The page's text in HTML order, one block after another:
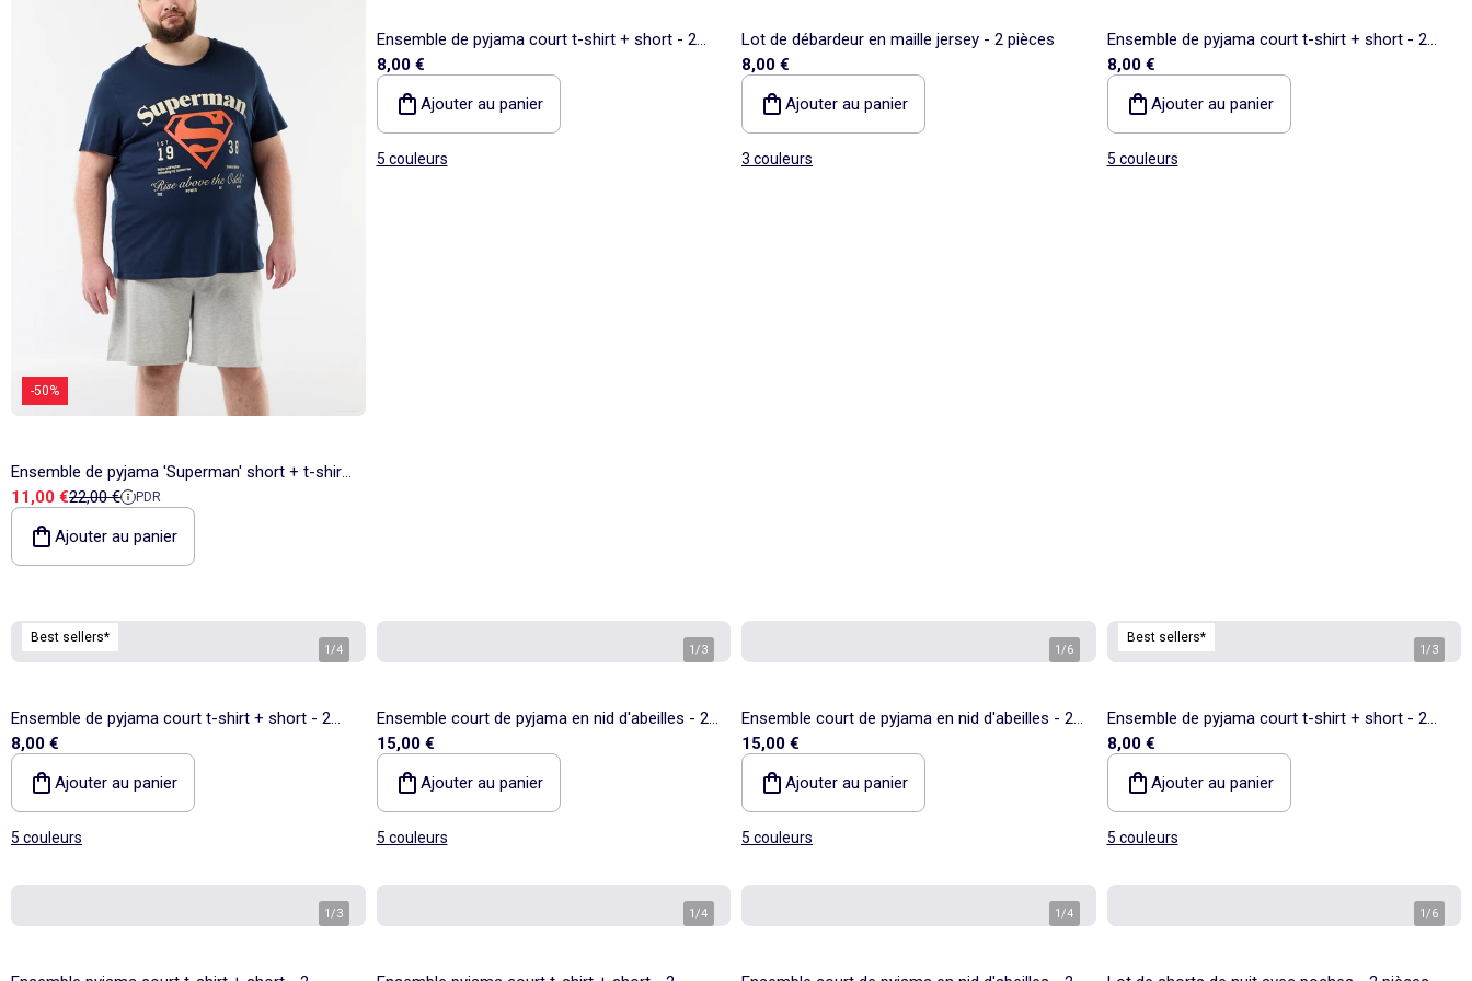
-50%
Ensemble de pyjama 'Superman' short + t-shirt
- 2 pièces
Prix de vente
11,00 €Prix de référence
22,00 € PDR
Ajouter au panier
Ensemble de pyjama court t-shirt + short - 2
pièces
8,00 €
Ajouter au panier
5 couleurs
Lot de débardeur en maille jersey - 2 pièces
8,00 €
Ajouter au panier
3 couleurs
Ensemble de pyjama court t-shirt + short - 2
pièces
8,00 €
Ajouter au panier
5 couleurs
Best sellers*
1/4
Ensemble de pyjama court t-shirt + short - 2
pièces
8,00 €
Ajouter au panier
5 couleurs
1/3
Ensemble court de pyjama en nid d'abeilles - 2
pièces
15,00 €
Ajouter au panier
5 couleurs
1/6
Ensemble court de pyjama en nid d'abeilles - 2
pièces
15,00 €
Ajouter au panier
5 couleurs
Best sellers*
1/3
Ensemble de pyjama court t-shirt + short - 2
pièces
8,00 €
Ajouter au panier
5 couleurs
1/3 1/4 1/4 1/6